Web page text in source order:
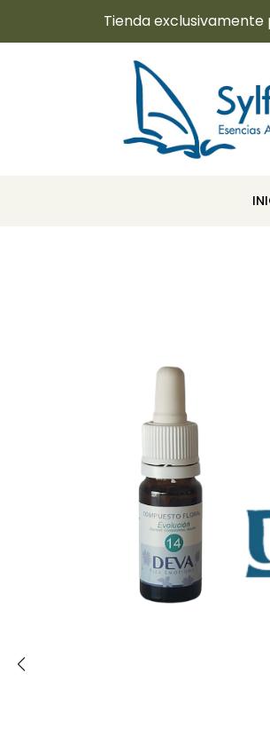
Tienda exclusivamente